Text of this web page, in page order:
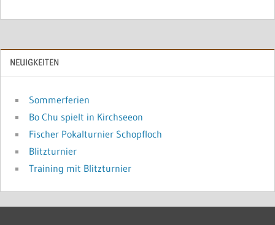
NEUIGKEITEN
Sommerferien
Bo Chu spielt in Kirchseeon
Fischer Pokalturnier Schopfloch
Blitzturnier
Training mit Blitzturnier